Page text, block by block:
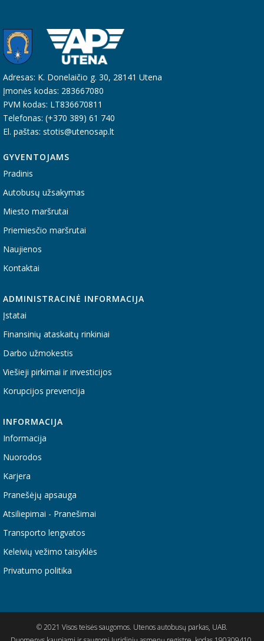
Adresas: K. Donelaičio g. 30, 28141 Utena
Įmonės kodas: 283667080
PVM kodas: LT836670811
Telefonas: (+370 389) 61 740
El. paštas: stotis@utenosap.lt
GYVENTOJAMS
Pradinis
Autobusų užsakymas
Miesto maršrutai
Priemiesčio maršrutai
Naujienos
Kontaktai
ADMINISTRACINĖ INFORMACIJA
Įstatai
Finansinių ataskaitų rinkiniai
Darbo užmokestis
Viešieji pirkimai ir investicijos
Korupcijos prevencija
INFORMACIJA
Informacija
Nuorodos
Karjera
Pranešėjų apsauga
Atsiliepimai - Pranešimai
Transporto lengvatos
Keleivių vežimo taisyklės
Privatumo politika
© 2021 Visos teisės saugomos. Utenos autobusų parkas, UAB.